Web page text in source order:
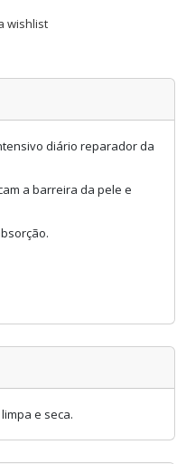
wishlist
diário reparador da
a barreira da pele e
e seca.